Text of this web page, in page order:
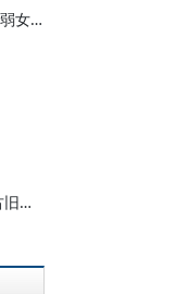
陈子善：郁达夫如何修改《她是一个弱女子》？
陈子善：小刊物 大价值——关于《古旧书讯》书系